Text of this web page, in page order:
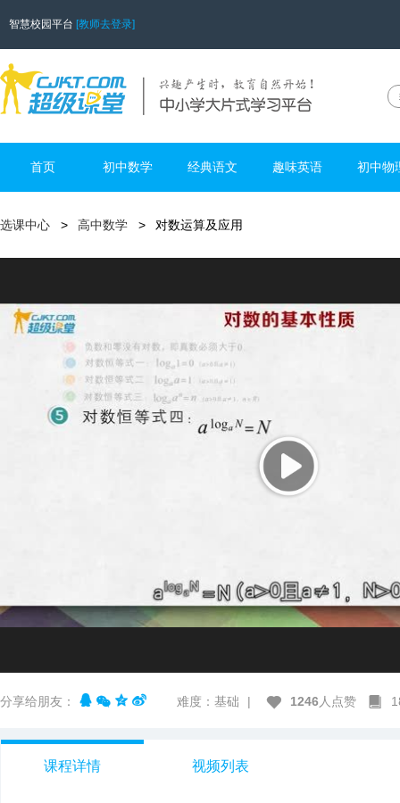
智慧校园平台 [教师去登录]
首页 初中数学 经典语文 趣味英语 初中物
选课中心 高中数学 对数运算及应用
分享给朋友： 难度：基础 | 1246人点赞
课程详情 视频列表